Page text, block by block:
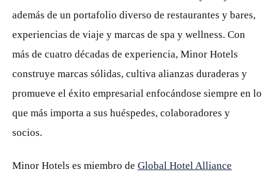
además de un portafolio diverso de restaurantes y bares,
experiencias de viaje y marcas de spa y wellness. Con
más de cuatro décadas de experiencia, Minor Hotels
construye marcas sólidas, cultiva alianzas duraderas y
promueve el éxito empresarial enfocándose siempre en lo
que más importa a sus huéspedes, colaboradores y
socios.
Minor Hotels es miembro de Global Hotel Alliance